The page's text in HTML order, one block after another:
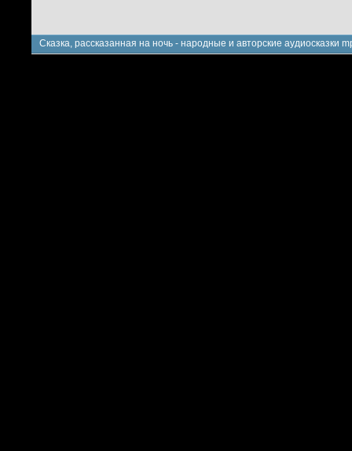
Сказка, рассказанная на ночь - народные и авторские аудиосказки